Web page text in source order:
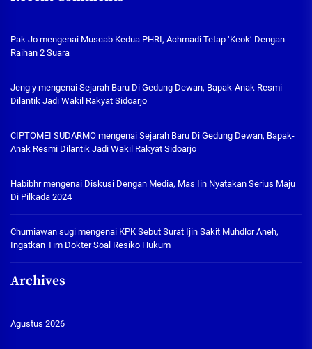
Pak Jo mengenai Muscab Kedua PHRI, Achmadi Tetap ‘Keok’ Dengan
Raihan 2 Suara
Jeng y mengenai Sejarah Baru Di Gedung Dewan, Bapak-Anak Resmi
Dilantik Jadi Wakil Rakyat Sidoarjo
CIPTOMEI SUDARMO mengenai Sejarah Baru Di Gedung Dewan, Bapak-
Anak Resmi Dilantik Jadi Wakil Rakyat Sidoarjo
Habibhrmengenai Diskusi Dengan Media, Mas Iin Nyatakan Serius Maju
Di Pilkada 2024
Churniawan sugi mengenai KPK Sebut Surat Ijin Sakit Muhdlor Aneh,
Ingatkan Tim Dokter Soal Resiko Hukum
Archives
Agustus 2026